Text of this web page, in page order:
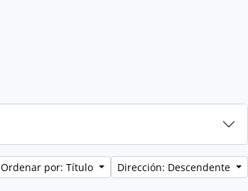
Ordenar por: Título Dirección: Descendente